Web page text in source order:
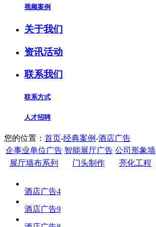
视频案例
关于我们
资讯活动
联系我们
联系方式
人才招聘
您的位置： 首页-经典案例-酒店广告
企事业单位广告 智能展厅广告 公司形象墙
展厅墙布系列
门头制作 亮化工程
酒店广告4
酒店广告9